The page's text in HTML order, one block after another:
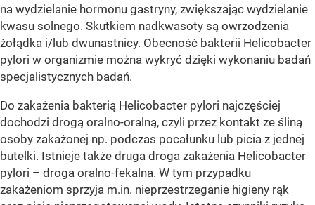
na wydzielanie hormonu gastryny, zwiększając wydzielanie
kwasu solnego. Skutkiem nadkwasoty są owrzodzenia
żołądka i/lub dwunastnicy. Obecność bakterii Helicobacter
pylori w organizmie można wykryć dzięki wykonaniu badań
specjalistycznych badań.
Do zakażenia bakterią Helicobacter pylori najczęściej
dochodzi drogą oralno-oralną, czyli przez kontakt ze śliną
osoby zakażonej np. podczas pocałunku lub picia z jednej
butelki. Istnieje także druga droga zakażenia Helicobacter
pylori – droga oralno-fekalna. W tym przypadku
zakażeniom sprzyja m.in. nieprzestrzeganie higieny rąk